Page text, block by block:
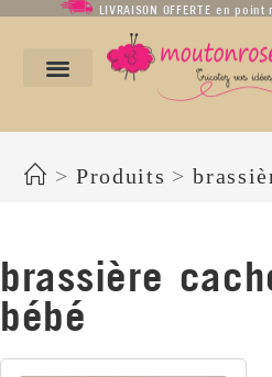
LIVRAISON OFFERTE en
> Produits >
brassière
bébé